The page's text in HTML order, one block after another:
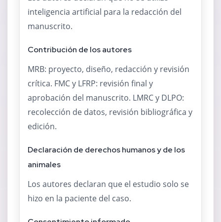
inteligencia artificial para la redacción del
manuscrito.
Contribución de los autores
MRB: proyecto, diseño, redacción y revisión
crítica. FMC y LFRP: revisión final y
aprobación del manuscrito. LMRC y DLPO:
recolección de datos, revisión bibliográfica y
edición.
Declaración de derechos humanos y de los
animales
Los autores declaran que el estudio solo se
hizo en la paciente del caso.